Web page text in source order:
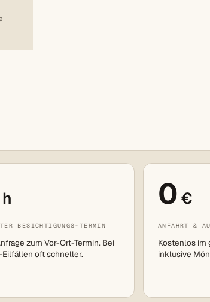
BESICHTIGUNGS-TERMIN
zum Vor-Ort-Termin. Bei
Eilfällen oft schneller.
0 €
ANFAHRT &
Kostenlos im
inklusive